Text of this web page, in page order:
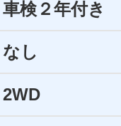
車検２年付き
なし
2WD